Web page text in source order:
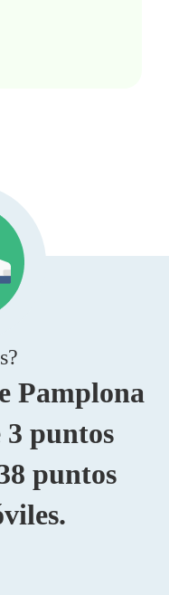
Pamplona
3 puntos
puntos